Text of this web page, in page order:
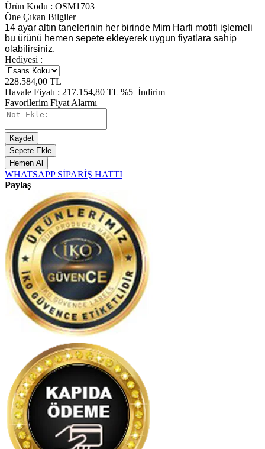
Ürün Kodu : OSM1703
Öne Çıkan Bilgiler
14 ayar altın tanelerinin her birinde Mim Harfi motifi işlemeli
bu ürünü hemen sepete ekleyerek uygun fiyatlara sahip
olabilirsiniz.
Hediyesi :
228.584,00 TL
Havale Fiyatı : 217.154,80 TL %5 İndirim
Favorilerim Fiyat Alarmı
Kaydet
Sepete Ekle
Hemen Al
WHATSAPP SİPARİŞ HATTI
Paylaş